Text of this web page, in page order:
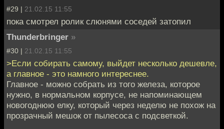
#29 | 21.02.15 11:55
пока смотрел ролик слюнями соседей затопил
Thunderbringer »
#30 | 21.02.15 11:55
>Если собирать самому, выйдет несколько дешевле,
а главное - это намного интереснее.
Главное - можно собрать из того железа, которое
нужно, в нормальном корпусе, не напоминающем
новогоднюю елку, который через неделю не похож на
прозрачный мешок от пылесоса с подсветкой.